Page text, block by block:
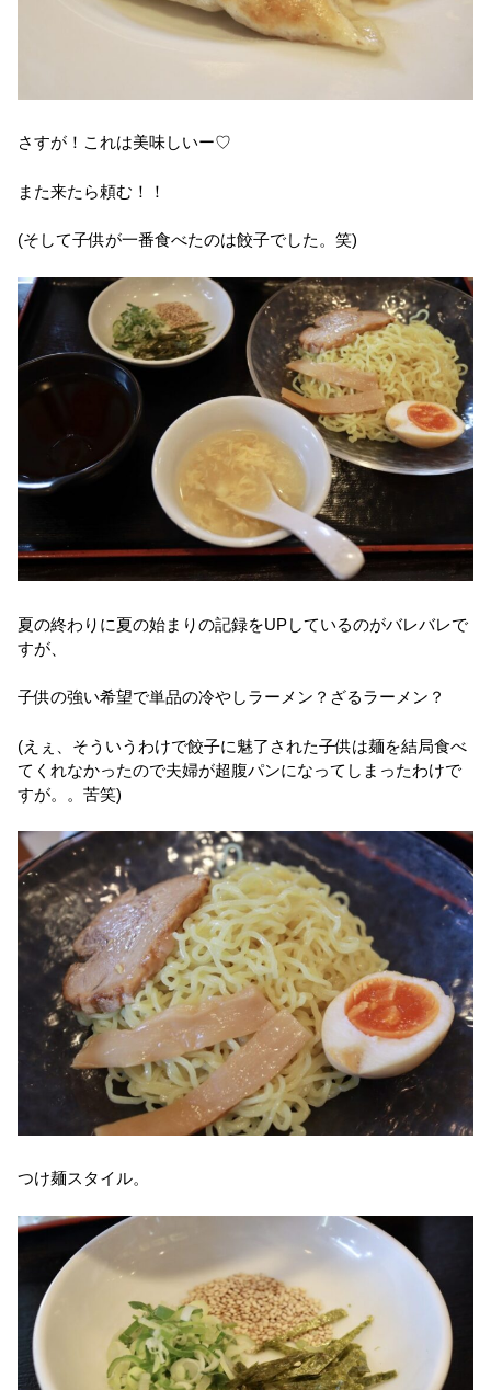
さすが！これは美味しいー♡
また来たら頼む！！
(そして子供が一番食べたのは餃子でした。笑)
夏の終わりに夏の始まりの記録をUPしているのがバレバレで
すが、
子供の強い希望で単品の冷やしラーメン？ざるラーメン？
(えぇ、そういうわけで餃子に魅了された子供は麺を結局食べ
てくれなかったので夫婦が超腹パンになってしまったわけで
すが。。苦笑)
つけ麺スタイル。